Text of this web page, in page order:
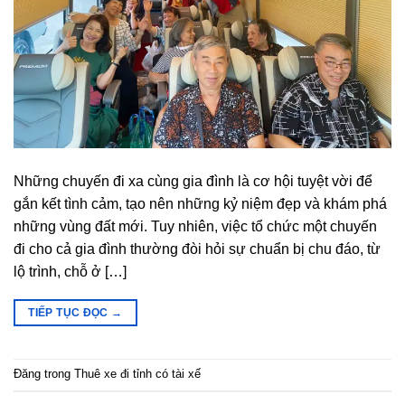
Những chuyến đi xa cùng gia đình là cơ hội tuyệt vời để
gắn kết tình cảm, tạo nên những kỷ niệm đẹp và khám phá
những vùng đất mới. Tuy nhiên, việc tổ chức một chuyến
đi cho cả gia đình thường đòi hỏi sự chuẩn bị chu đáo, từ
lộ trình, chỗ ở […]
TIẾP TỤC ĐỌC →
Đăng trong Thuê xe đi tỉnh có tài xế